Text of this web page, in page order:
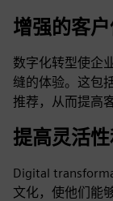
增强的客
数字化转型使企
缝的体验。这包
推荐，从而提高
提高灵活
Digital
文化，使他们能